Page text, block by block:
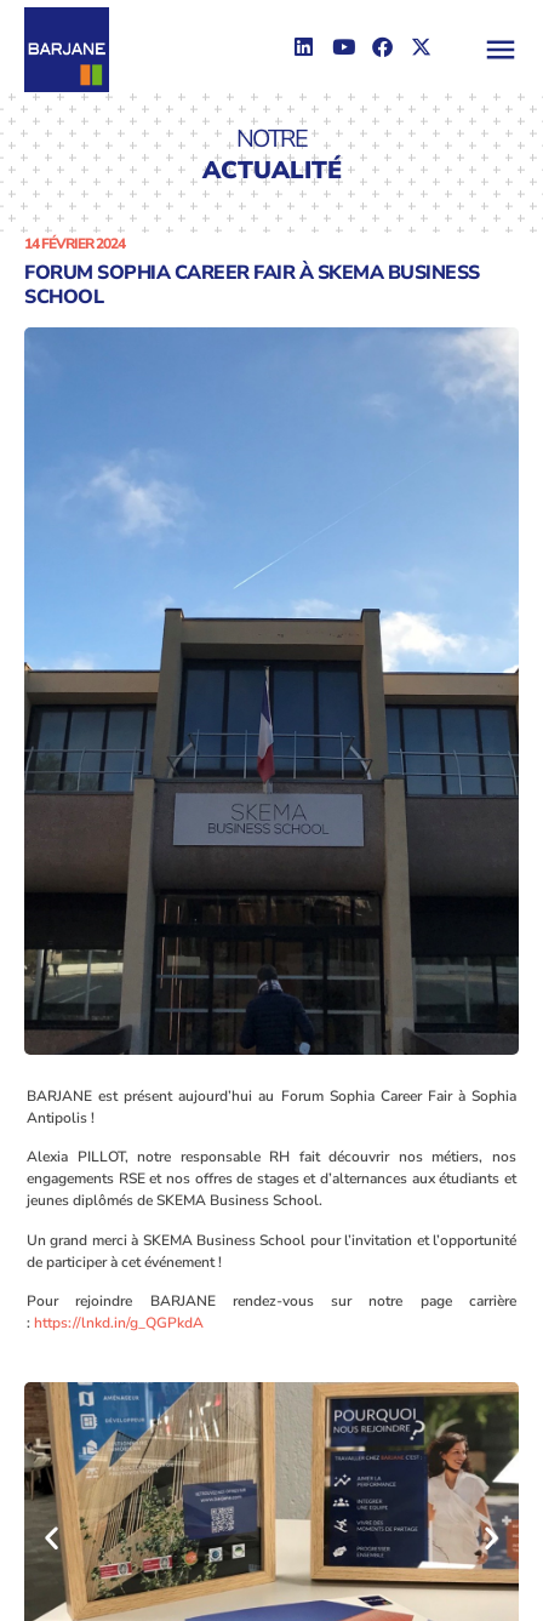
NOTRE
ACTUALITÉ
14 FÉVRIER 2024
FORUM SOPHIA CAREER FAIR À SKEMA BUSINESS
SCHOOL
BARJANE est présent aujourd’hui au Forum Sophia Career Fair à Sophia
Antipolis !
Alexia PILLOT, notre responsable RH fait découvrir nos métiers, nos
engagements RSE et nos offres de stages et d’alternances aux étudiants et
jeunes diplômés de SKEMA Business School.
Un grand merci à SKEMA Business School pour l’invitation et l’opportunité
de participer à cet événement !
Pour rejoindre BARJANE rendez-vous sur notre page carrière
:https://lnkd.in/g_QGPkdA